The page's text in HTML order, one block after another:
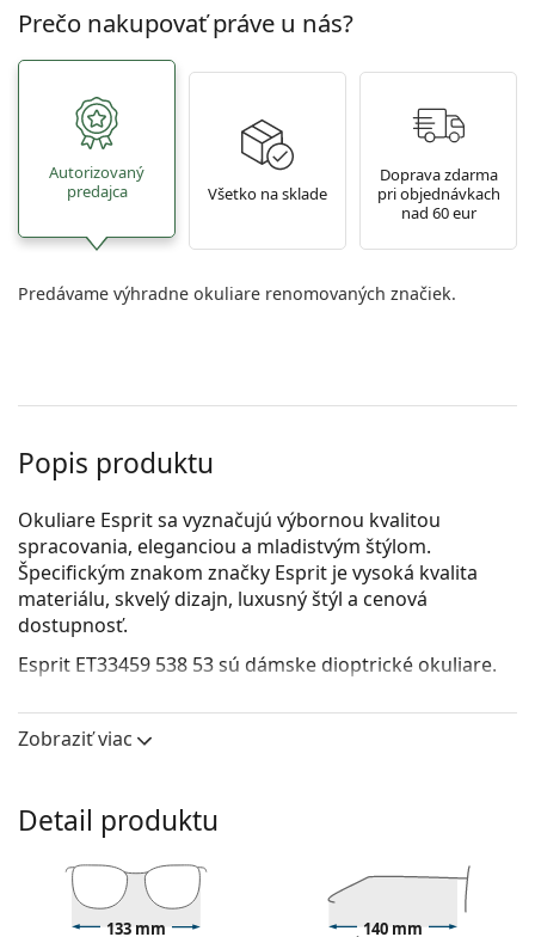
Prečo nakupovať práve u nás?
Autorizovaný
predajca
Všetko na sklade
Doprava zdarma
pri objednávkach
nad 60 eur
Predávame výhradne okuliare renomovaných značiek.
Popis produktu
Okuliare Esprit sa vyznačujú výbornou kvalitou
spracovania, eleganciou a mladistvým štýlom.
Špecifickým znakom značky Esprit je vysoká kvalita
materiálu, skvelý dizajn, luxusný štýl a cenová
dostupnosť.
Esprit ET33459 538 53sú dámske dioptrické okuliare.
funkcie virtuálnej skúšky.
Čierna farba rámov skvele ladí so studeným
odtieňom pleti a so svetlohnedými, čiernymi alebo
svetlými blond vlasmi.
Obdĺžnikové rámy sú ideálnou voľbou, ak máte
oválny alebo okrúhly typ tváre.
Zobraziť viac
Detail produktu
133 mm 140 mm